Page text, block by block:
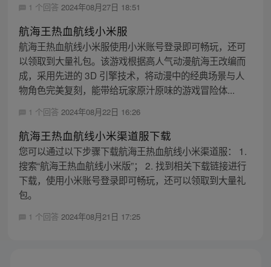
1 个回答 2024年08月27日 18:51
航海王热血航线小米服
航海王热血航线小米服使用小米账号登录即可畅玩，还可
以领取到大量礼包。该游戏根据高人气动漫航海王改编而
成，采用先进的 3D 引擎技术，将动漫中的经典场景与人
物角色完美复刻，能带给玩家原汁原味的游戏冒险体...
1 个回答 2024年08月22日 16:26
航海王热血航线小米渠道服下载
您可以通过以下步骤下载航海王热血航线小米渠道服： 1.
搜索“航海王热血航线小米版”； 2. 找到相关下载链接进行
下载，使用小米账号登录即可畅玩，还可以领取到大量礼
包。
1 个回答 2024年08月21日 17:25